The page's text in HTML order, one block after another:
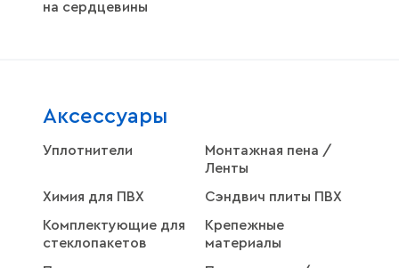
на сердцевины
Aксессуары
Уплотнители
Монтажная пена /
Ленты
Химия для ПВХ
Сэндвич плиты ПВХ
Комплектующие для
стеклопакетов
Крепежные
материалы